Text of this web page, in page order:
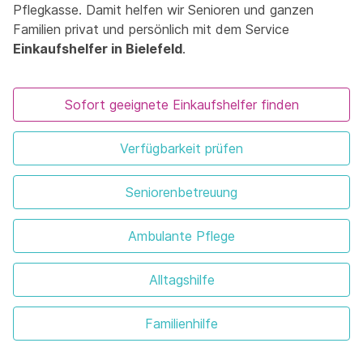
Pflegkasse. Damit helfen wir Senioren und ganzen
Familien privat und persönlich mit dem Service
Einkaufshelfer in Bielefeld.
Sofort geeignete Einkaufshelfer finden
Verfügbarkeit prüfen
Seniorenbetreuung
Ambulante Pflege
Alltagshilfe
Familienhilfe